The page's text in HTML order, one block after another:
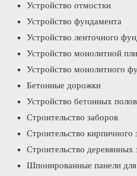
Устройство отмостки
Устройство фундамента
Устройство ленточного
Устройство монолитной
Устройство монолитного
Бетонные дорожки
Устройство бетонных полов
Строительство заборов
Строительство кирпичного
Строительство деревянных
Шпонированные панели для